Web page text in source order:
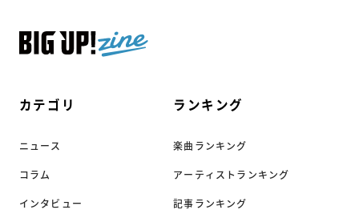
カテゴリ
ニュース
コラム
インタビュー
ランキング
楽曲ランキング
アーティストランキング
記事ランキング